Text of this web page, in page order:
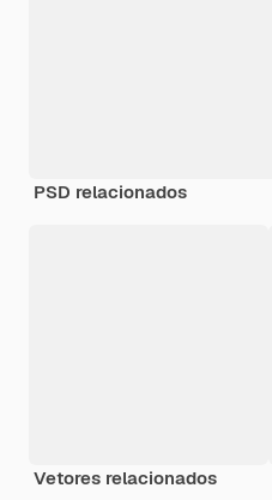
PSD relacionados
Vetores relacionados